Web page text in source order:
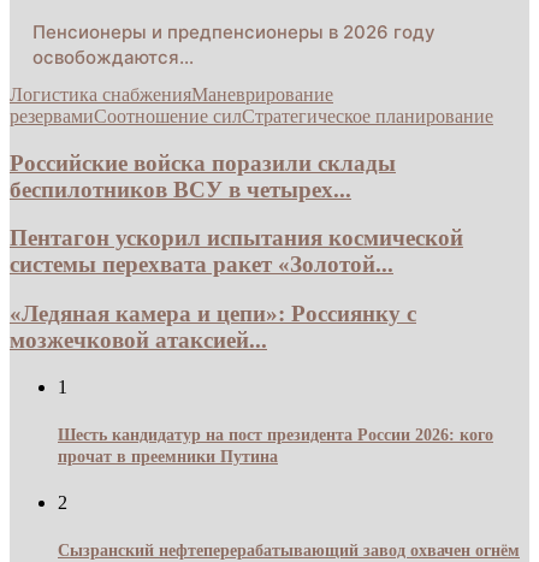
Пенсионеры и предпенсионеры в 2026 году
освобождаются…
Логистика снабженияМаневрирование
резервамиСоотношение силСтратегическое планирование
Российские войска поразили склады
беспилотников ВСУ в четырех...
Пентагон ускорил испытания космической
системы перехвата ракет «Золотой...
«Ледяная камера и цепи»: Россиянку с
мозжечковой атаксией...
1
Шесть кандидатур на пост президента России 2026: кого
прочат в преемники Путина
2
Сызранский нефтеперерабатывающий завод охвачен огнём